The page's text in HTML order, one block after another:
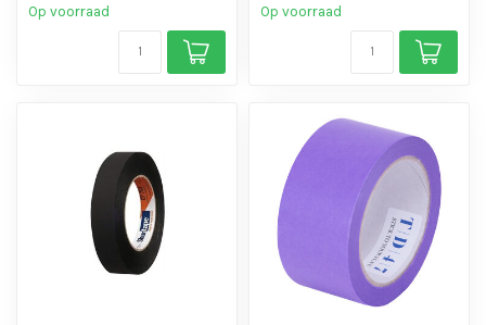
Op voorraad
- Be...
Op voorraad